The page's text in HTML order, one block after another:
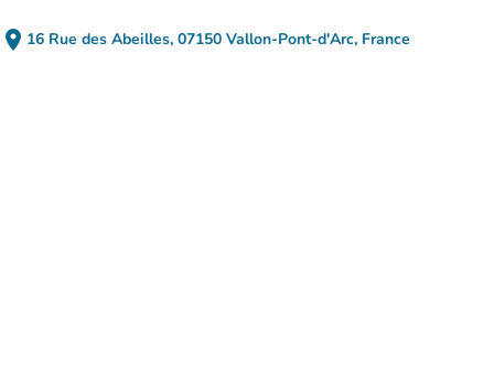
place 16 Rue des Abeilles, 07150 Vallon-Pont-d'Arc, France
(in Google Maps öffnen)
(new tab)